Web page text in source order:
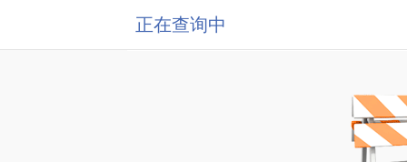
正在查询中